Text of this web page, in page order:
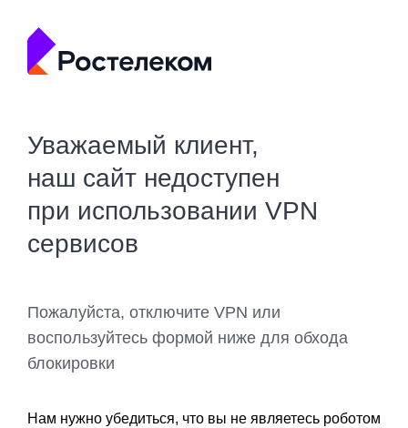
Уважаемый клиент,
наш сайт недоступен
при использовании VPN
сервисов
Пожалуйста, отключите VPN или
воспользуйтесь формой ниже для обхода
блокировки
Нам нужно убедиться, что вы не являетесь роботом